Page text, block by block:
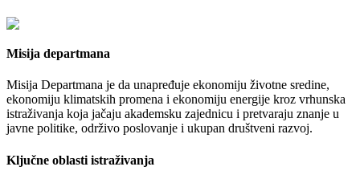
Misija departmana
Misija Departmana je da unapređuje ekonomiju životne sredine,
ekonomiju klimatskih promena i ekonomiju energije kroz vrhunska
istraživanja koja jačaju akademsku zajednicu i pretvaraju znanje u
javne politike, održivo poslovanje i ukupan društveni razvoj.
Ključne oblasti istraživanja